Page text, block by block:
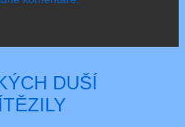
DUŠÍ